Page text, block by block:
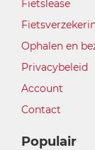
Fietslease
Ophalen en
Privacybeleid
Account
Contact
Populair